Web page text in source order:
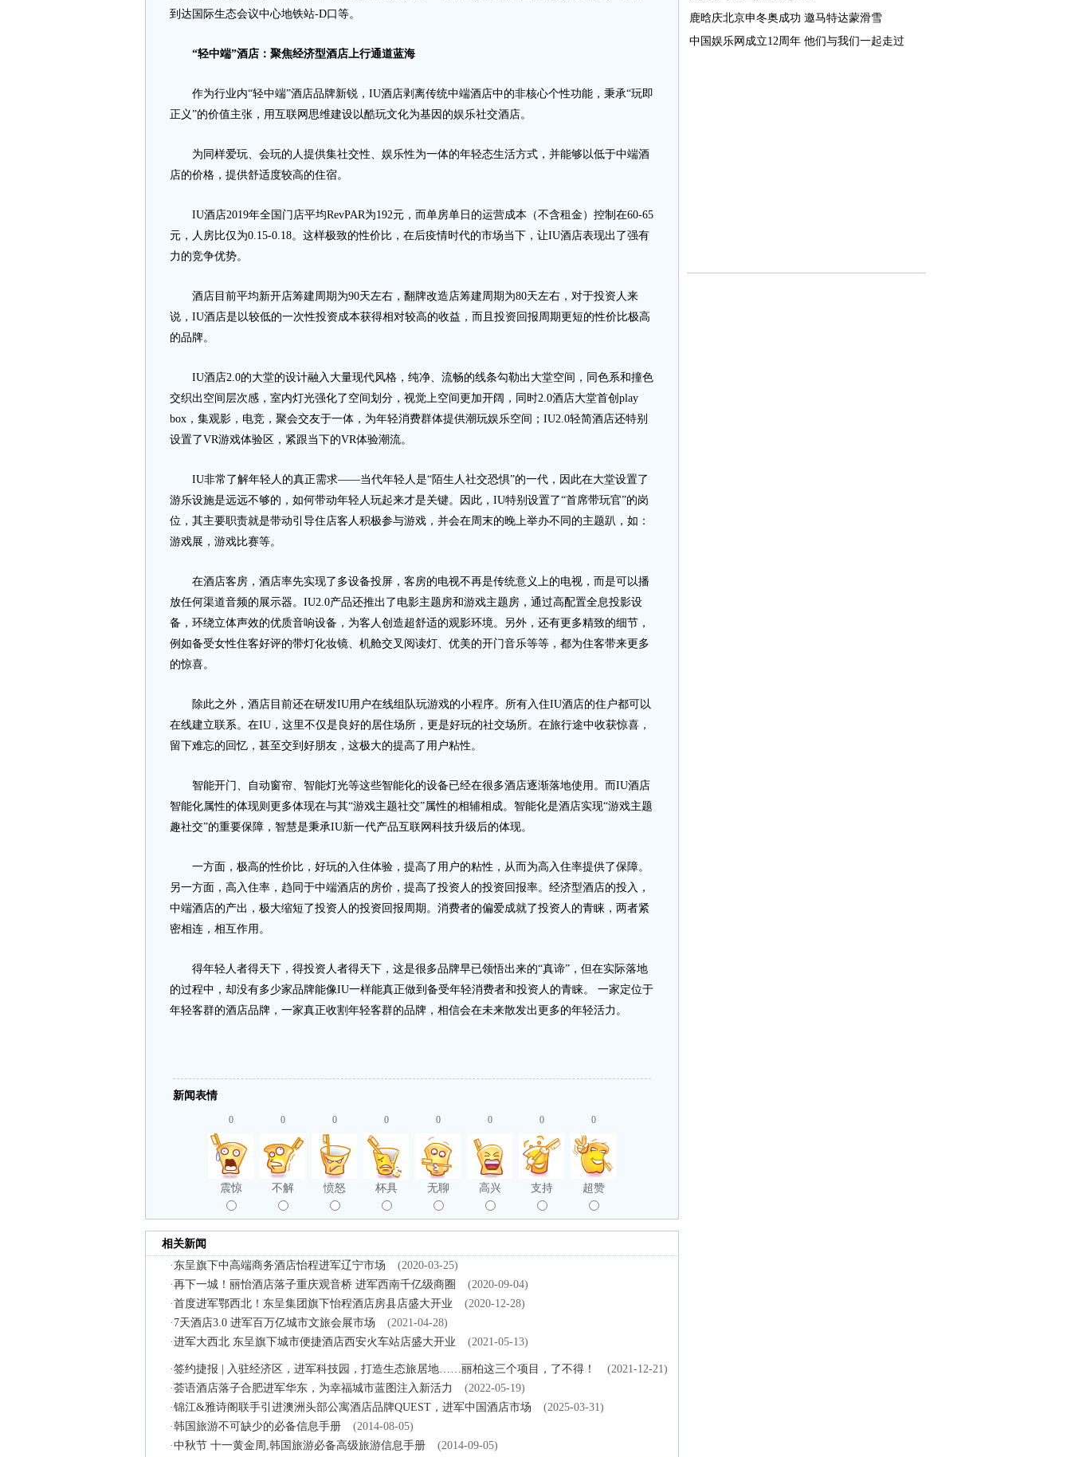
到达国际生态会议中心地铁站-D口等。
“轻中端”酒店：聚焦经济型酒店上行通道蓝海
作为行业内“轻中端”酒店品牌新锐，IU酒店剥离传统中端酒店中的非核心个性功能，秉承“玩即
正义”的价值主张，用互联网思维建设以酷玩文化为基因的娱乐社交酒店。
为同样爱玩、会玩的人提供集社交性、娱乐性为一体的年轻态生活方式，并能够以低于中端酒
店的价格，提供舒适度较高的住宿。
IU酒店2019年全国门店平均RevPAR为192元，而单房单日的运营成本（不含租金）控制在60-65
元，人房比仅为0.15-0.18。这样极致的性价比，在后疫情时代的市场当下，让IU酒店表现出了强有
力的竞争优势。
酒店目前平均新开店筹建周期为90天左右，翻牌改造店筹建周期为80天左右，对于投资人来
说，IU酒店是以较低的一次性投资成本获得相对较高的收益，而且投资回报周期更短的性价比极高
的品牌。
IU酒店2.0的大堂的设计融入大量现代风格，纯净、流畅的线条勾勒出大堂空间，同色系和撞色
交织出空间层次感，室内灯光强化了空间划分，视觉上空间更加开阔，同时2.0酒店大堂首创play
box，集观影，电竞，聚会交友于一体，为年轻消费群体提供潮玩娱乐空间；IU2.0轻简酒店还特别
设置了VR游戏体验区，紧跟当下的VR体验潮流。
IU非常了解年轻人的真正需求——当代年轻人是“陌生人社交恐惧”的一代，因此在大堂设置了
游乐设施是远远不够的，如何带动年轻人玩起来才是关键。因此，IU特别设置了“首席带玩官”的岗
位，其主要职责就是带动引导住店客人积极参与游戏，并会在周末的晚上举办不同的主题趴，如：
游戏展，游戏比赛等。
在酒店客房，酒店率先实现了多设备投屏，客房的电视不再是传统意义上的电视，而是可以播
放任何渠道音频的展示器。IU2.0产品还推出了电影主题房和游戏主题房，通过高配置全息投影设
备，环绕立体声效的优质音响设备，为客人创造超舒适的观影环境。另外，还有更多精致的细节，
例如备受女性住客好评的带灯化妆镜、机舱交叉阅读灯、优美的开门音乐等等，都为住客带来更多
的惊喜。
除此之外，酒店目前还在研发IU用户在线组队玩游戏的小程序。所有入住IU酒店的住户都可以
在线建立联系。在IU，这里不仅是良好的居住场所，更是好玩的社交场所。在旅行途中收获惊喜，
留下难忘的回忆，甚至交到好朋友，这极大的提高了用户粘性。
智能开门、自动窗帘、智能灯光等这些智能化的设备已经在很多酒店逐渐落地使用。而IU酒店
智能化属性的体现则更多体现在与其“游戏主题社交”属性的相辅相成。智能化是酒店实现“游戏主题
趣社交”的重要保障，智慧是秉承IU新一代产品互联网科技升级后的体现。
一方面，极高的性价比，好玩的入住体验，提高了用户的粘性，从而为高入住率提供了保障。
另一方面，高入住率，趋同于中端酒店的房价，提高了投资人的投资回报率。经济型酒店的投入，
中端酒店的产出，极大缩短了投资人的投资回报周期。消费者的偏爱成就了投资人的青睐，两者紧
密相连，相互作用。
得年轻人者得天下，得投资人者得天下，这是很多品牌早已领悟出来的“真谛”，但在实际落地
的过程中，却没有多少家品牌能像IU一样能真正做到备受年轻消费者和投资人的青睐。 一家定位于
年轻客群的酒店品牌，一家真正收割年轻客群的品牌，相信会在未来散发出更多的年轻活力。
新闻表情
0
震惊
0
不解
0
愤怒
0
杯具
0
无聊
0
高兴
0
支持
0
超赞
相关新闻
· 东呈旗下中高端商务酒店怡程进军辽宁市场
(2020-03-25)
·再下一城！丽怡酒店落子重庆观音桥 进军西南千亿级商圈
(2020-09-04)
·首度进军鄂西北！东呈集团旗下怡程酒店房县店盛大开业
(2020-12-28)
· 7天酒店3.0 进军百万亿城市文旅会展市场
(2021-04-28)
·进军大西北 东呈旗下城市便捷酒店西安火车站店盛大开业 (2021-05-13)
·签约捷报 | 入驻经济区，进军科技园，打造生态旅居地……丽柏这三个项目，了不得！
(2021-12-21)
·荟语酒店落子合肥进军华东，为幸福城市蓝图注入新活力
(2022-05-19)
·锦江&雅诗阁联手引进澳洲头部公寓酒店品牌QUEST，进军中国酒店市场
(2025-03-31)
·韩国旅游不可缺少的必备信息手册
(2014-08-05)
·中秋节 十一黄金周,韩国旅游必备高级旅游信息手册 (2014-09-05)